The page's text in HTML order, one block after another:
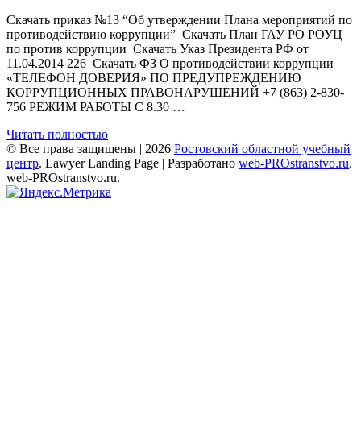
Скачать приказ №13 “Об утверждении Плана мероприятий по
противодействию коррупции” Скачать План ГАУ РО РОУЦ
по против коррупции Скачать Указ Президента РФ от
11.04.2014 226 Скачать ФЗ О противодействии коррупции
«ТЕЛЕФОН ДОВЕРИЯ» ПО ПРЕДУПРЕЖДЕНИЮ
КОРРУПЦИОННЫХ ПРАВОНАРУШЕНИЙ +7 (863) 2-830-
756 РЕЖИМ РАБОТЫ С 8.30 …
Читать полностью
© Все права защищены | 2026 Ростовский областной учебный
центр. Lawyer Landing Page | Разработано web-PROstranstvo.ru.
web-PROstranstvo.ru.